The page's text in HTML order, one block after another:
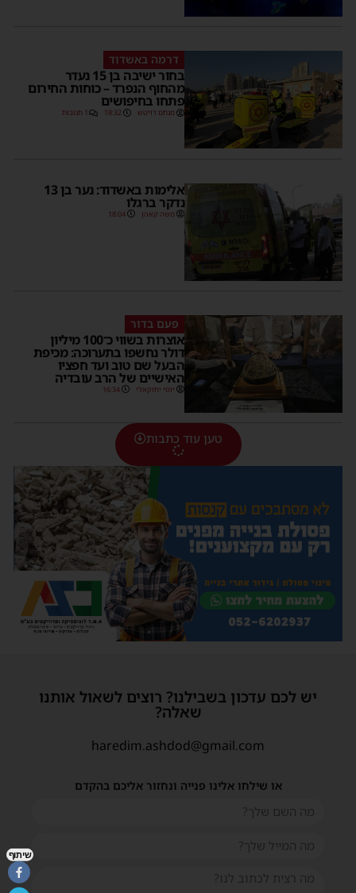
דרמה באשדוד
בחור ישיבה בן 15 נעדר
מהחוף הנפרד – כוחות החירום
פתחו בחיפושים
מנחם דויטש 18:32 1 תגובות
אלימות באשדוד: נער בן 13
נדקר ברגלו
משה קאהן 18:04
פעם בדור
אוצרות בשווי כ־100 מיליון
דולר נחשפו בתערוכה: מכיפת
הבעל שם טוב ועד חפציו
האישיים של הרב עובדיה
יוסי יחזקאלי 16:34
טען עוד כתבות
יש לכם עדכון בשבילנו? רוצים לשאול אותנו
שאלה?
haredim.ashdod@gmail.com
או שילחו אלינו פנייה ונחזור אליכם בהקדם
שיתוף